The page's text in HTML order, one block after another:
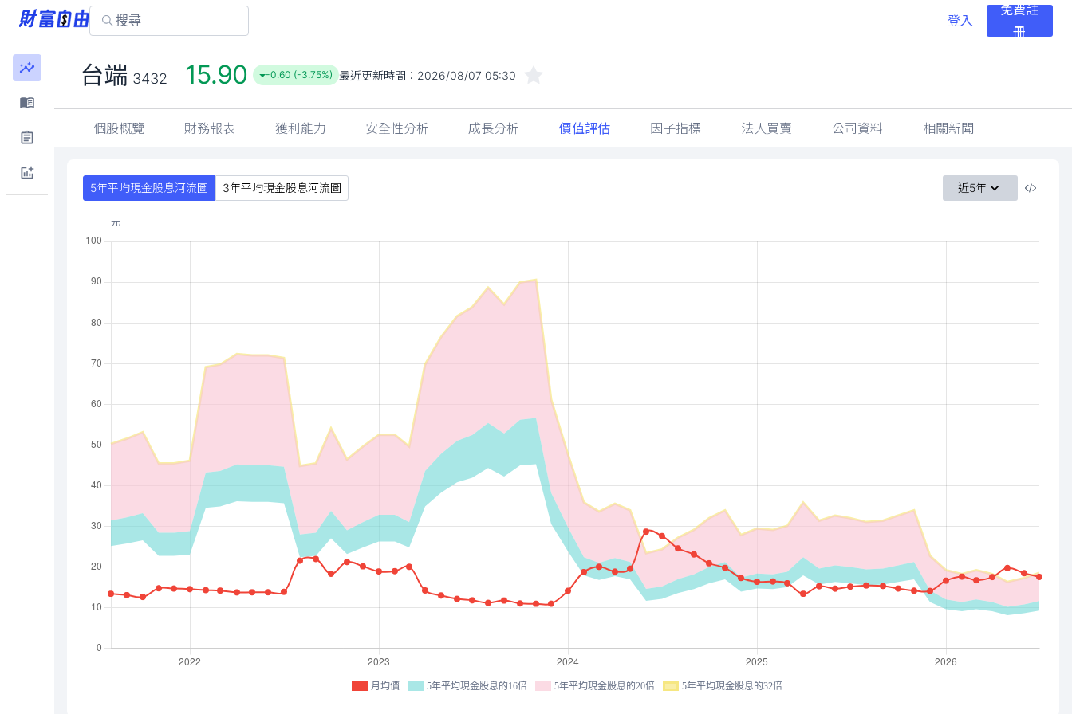
登入
免費註
冊
台端 3432 15.90 -0.60 (-3.75%) 最近更新時間： 2026/08/07 05:30
個股概覽 財務報表 獲利能力 安全性分析 成長分析 價值評估 因子指標 法人買賣 公司資料 相關新聞
5年平均現金股息河流圖 3年平均現金股息河流圖 近5年
月均價 5年平均現金股息的16倍 5年平均現金股息的20倍 5年平均現金股息的32倍